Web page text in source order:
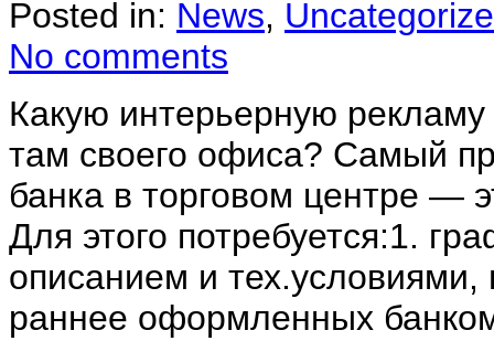
Posted in: News,
No comments
Какую интерьерную
там своего офиса? Самый
банка в торговом центре —
Для этого потребуется:1.
описанием и
раннее оформленных